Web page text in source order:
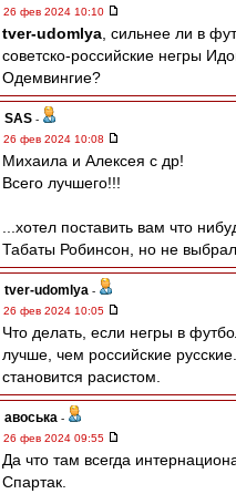
26 фев 2024 10:10
tver-udomlya , сильнее ли в
советско-российские негры
Одемвингие?
SAS -
26 фев 2024 10:08
Михаила и Алексея с др!
Всего лучшего!!!
...хотел поставить вам что
Табаты Робинсон, но не
tver-udomlya -
26 фев 2024 10:05
Что делать, если негры в
лучше, чем российские
становится расистом.
авоська -
26 фев 2024 09:55
Да что там всегда
Спартак.